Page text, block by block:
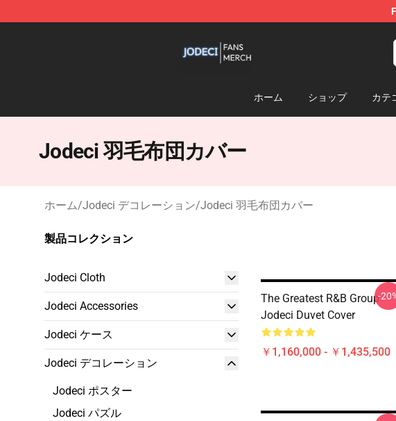
ホーム ショップ カテ
Jodeci 羽毛布団カバー
ホーム/Jodeci デコレーション/Jodeci 羽毛布団カバー
製品コレクション
Jodeci Cloth
Jodeci Accessories
Jodeci ケース
Jodeci デコレーション
Jodeci ポスター
Jodeci パズル
The Greatest R&B Group
Jodeci Duvet Cover
￥1,160,000 - ￥1,435,500
-